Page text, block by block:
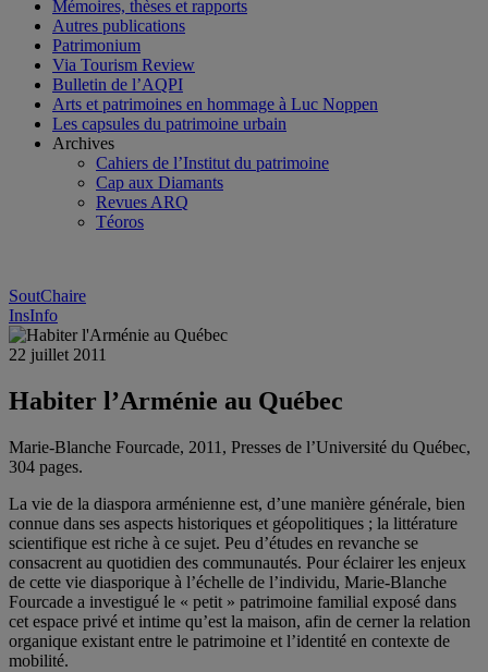
Mémoires, thèses et rapports
Autres publications
Patrimonium
Via Tourism Review
Bulletin de l’AQPI
Arts et patrimoines en hommage à Luc Noppen
Les capsules du patrimoine urbain
Archives
Cahiers de l’Institut du patrimoine
Cap aux Diamants
Revues ARQ
Téoros
SoutChaire
InsInfo
22 juillet 2011
Habiter l’Arménie au Québec
Marie-Blanche Fourcade, 2011, Presses de l’Université du Québec,
304 pages.
La vie de la diaspora arménienne est, d’une manière générale, bien
connue dans ses aspects historiques et géopolitiques ; la littérature
scientifique est riche à ce sujet. Peu d’études en revanche se
consacrent au quotidien des communautés. Pour éclairer les enjeux
de cette vie diasporique à l’échelle de l’individu, Marie-Blanche
Fourcade a investigué le « petit » patrimoine familial exposé dans
cet espace privé et intime qu’est la maison, afin de cerner la relation
organique existant entre le patrimoine et l’identité en contexte de
mobilité.